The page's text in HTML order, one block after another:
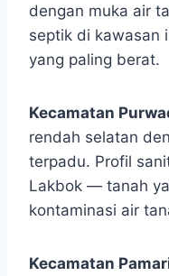
dengan muka air
septik di kawasan
yang paling berat.
Kecamatan
rendah selatan
terpadu. Profil
Lakbok — tanah
kontaminasi air
Kecamatan